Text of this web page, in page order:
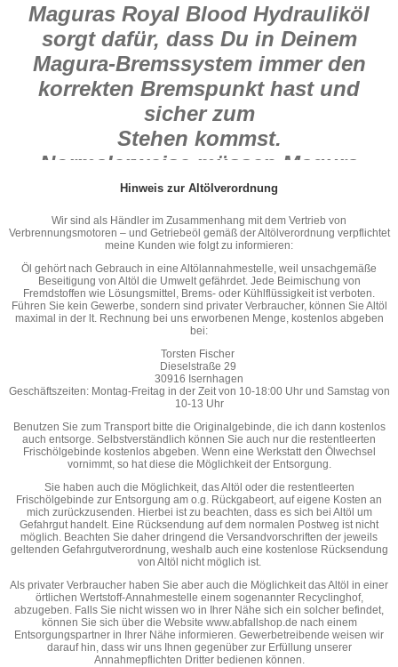
Maguras Royal Blood Hydrauliköl
sorgt dafür, dass Du in Deinem
Magura-Bremssystem immer den
korrekten Bremspunkt hast und
sicher zum
Stehen kommst.
Normalerweise müssen Magura
Bremssysteme nicht
regelmäßig entlüftet werden, da das
Magura Blood Hydrauliköl kein
Wasser
zieht und nicht altert.
Sollte bei Dir z. B. nach einem Sturz
trotzdem
ein Befüllen notwendig sein, dann
kannst Du hierfür nur das spezielle
Royal Blood benutzen.
Benutze niemals herkömmliche
Bremsflüssigkeit.
Hinweis zur Altölverordnung
Wir sind als Händler im Zusammenhang mit dem Vertrieb von
Verbrennungsmotoren – und Getriebeöl gemäß der Altölverordnung verpflichtet
meine Kunden wie folgt zu informieren:
Öl gehört nach Gebrauch in eine Altölannahmestelle, weil unsachgemäße
Beseitigung von Altöl die Umwelt gefährdet. Jede Beimischung von
Fremdstoffen wie Lösungsmittel, Brems- oder Kühlflüssigkeit ist verboten.
Führen Sie kein Gewerbe, sondern sind privater Verbraucher, können Sie Altöl
maximal in der lt. Rechnung bei uns erworbenen Menge, kostenlos abgeben
bei:
Torsten Fischer
Dieselstraße 29
30916 Isernhagen
Geschäftszeiten: Montag-Freitag in der Zeit von 10-18:00 Uhr und Samstag von
10-13 Uhr
Benutzen Sie zum Transport bitte die Originalgebinde, die ich dann kostenlos
auch entsorge. Selbstverständlich können Sie auch nur die restentleerten
Frischölgebinde kostenlos abgeben. Wenn eine Werkstatt den Ölwechsel
vornimmt, so hat diese die Möglichkeit der Entsorgung.
Sie haben auch die Möglichkeit, das Altöl oder die restentleerten
Frischölgebinde zur Entsorgung am o.g. Rückgabeort, auf eigene Kosten an
mich zurückzusenden. Hierbei ist zu beachten, dass es sich bei Altöl um
Gefahrgut handelt. Eine Rücksendung auf dem normalen Postweg ist nicht
möglich. Beachten Sie daher dringend die Versandvorschriften der jeweils
geltenden Gefahrgutverordnung, weshalb auch eine kostenlose Rücksendung
von Altöl nicht möglich ist.
Als privater Verbraucher haben Sie aber auch die Möglichkeit das Altöl in einer
örtlichen Wertstoff-Annahmestelle einem sogenannter Recyclinghof,
abzugeben. Falls Sie nicht wissen wo in Ihrer Nähe sich ein solcher befindet,
können Sie sich über die Website www.abfallshop.de nach einem
Entsorgungspartner in Ihrer Nähe informieren. Gewerbetreibende weisen wir
darauf hin, dass wir uns Ihnen gegenüber zur Erfüllung unserer
Annahmepflichten Dritter bedienen können.